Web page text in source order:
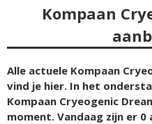
Kompaan
Alle actuele Kompaan
vind je hier. In het
Kompaan Cryeogenic
moment. Vandaag zijn er 0